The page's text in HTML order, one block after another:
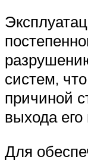
систем,
причиной
выхода его
Для